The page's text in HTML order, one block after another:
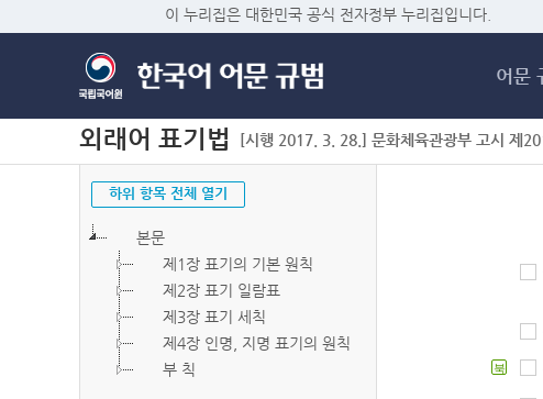
이 누리집은 대한민국 공식 전자정부 누리집입니다.
어문
외래어 표기법 [시행 2017. 3. 28.] 문화체육관광부 고시 제
하위 항목 전체 열기
본문
제1장 표기의 기본 원칙
제2장 표기 일람표
제3장 표기 세칙
제4장 인명, 지명 표기의 원칙
부 칙
북